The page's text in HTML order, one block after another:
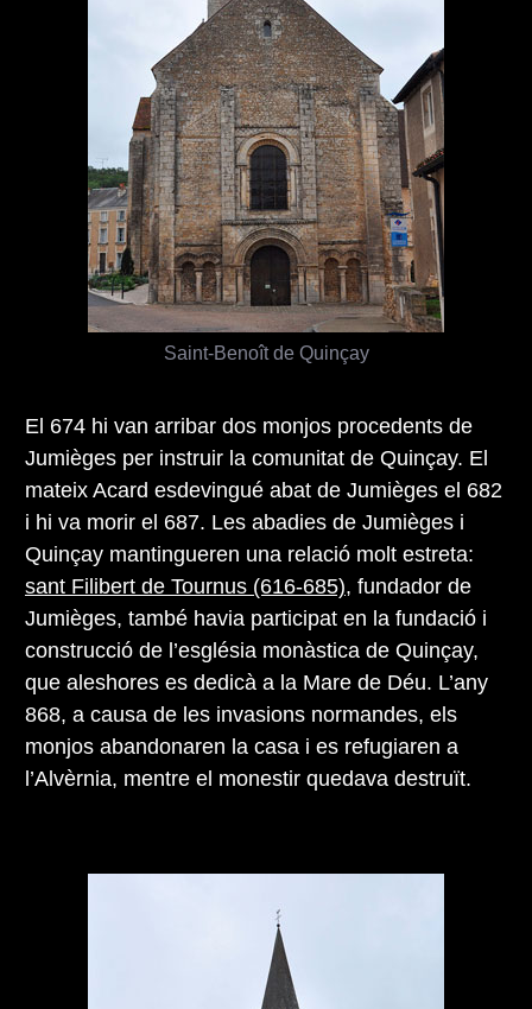
Saint-Benoît de Quinçay
El 674 hi van arribar dos monjos procedents de
Jumièges per instruir la comunitat de Quinçay. El
mateix Acard esdevingué abat de Jumièges el 682
i hi va morir el 687. Les abadies de Jumièges i
Quinçay mantingueren una relació molt estreta:
sant Filibert de Tournus (616-685), fundador de
Jumièges, també havia participat en la fundació i
construcció de l’església monàstica de Quinçay,
que aleshores es dedicà a la Mare de Déu. L’any
868, a causa de les invasions normandes, els
monjos abandonaren la casa i es refugiaren a
l’Alvèrnia, mentre el monestir quedava destruït.